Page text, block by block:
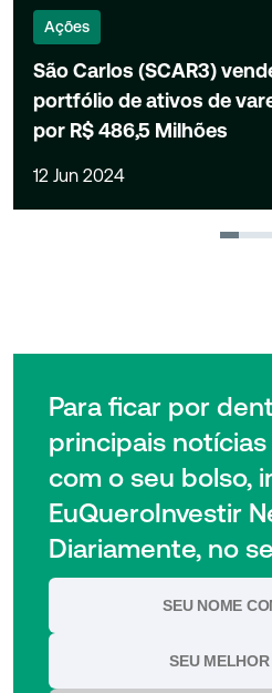
Ações
São Carlos (SCAR3)
portfólio de ativos de
por R$ 486,5 Milhões
12 Jun 2024
1 2
Para ficar por
principais
com o seu bolso,
EuQueroInvestir
Diariamente, no